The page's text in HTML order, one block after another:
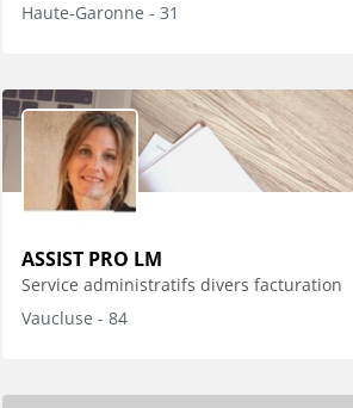
Haute-Garonne - 31
ASSIST PRO LM
Service administratifs divers facturation
Vaucluse - 84